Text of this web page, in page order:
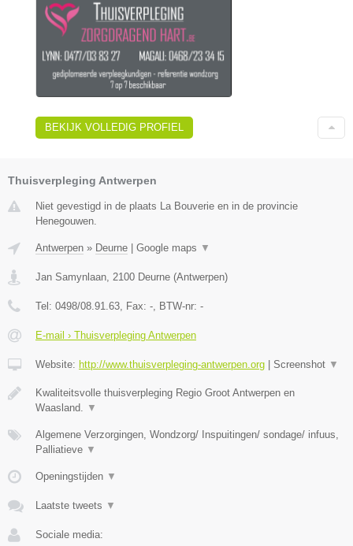
BEKIJK VOLLEDIG PROFIEL
Thuisverpleging Antwerpen
Niet gevestigd in de plaats La Bouverie en in de provincie
Henegouwen.
Antwerpen » Deurne Google maps ▼
Jan Samynlaan, 2100 Deurne (Antwerpen)
Tel: 0498/08.91.63, Fax: -, BTW-nr: -
E-mail › Thuisverpleging Antwerpen
Website: http://www.thuisverpleging-antwerpen.org Screenshot ▼
Kwaliteitsvolle thuisverpleging Regio Groot Antwerpen en
Waasland. ▼
Algemene Verzorgingen, Wondzorg/ Inspuitingen/ sondage/ infuus,
Palliatieve ▼
Openingstijden ▼
Laatste tweets ▼
Sociale media: